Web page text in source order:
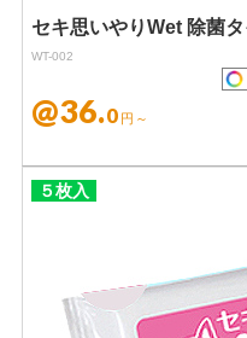
セキ思いやりWet 除菌
WT-002
@36.0 円～
５枚入